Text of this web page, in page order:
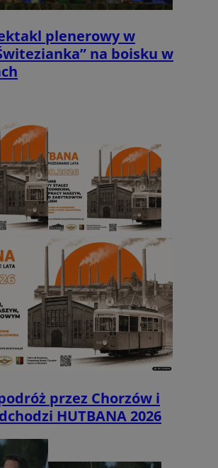
plenerowy w
na boisku w
przez Chorzów i
HUTBANA 2026